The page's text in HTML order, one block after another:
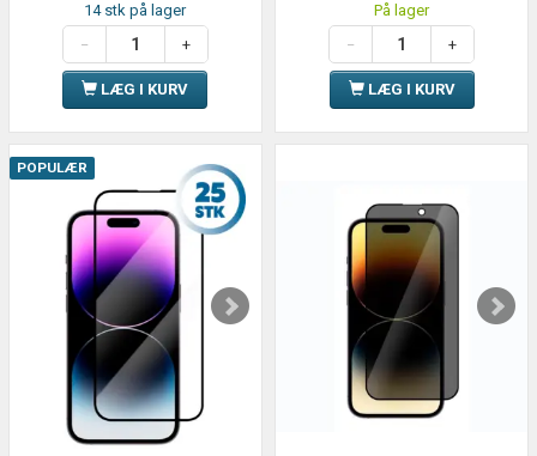
14 stk på lager
LÆG I KURV
På lager
LÆG I KURV
POPULÆR